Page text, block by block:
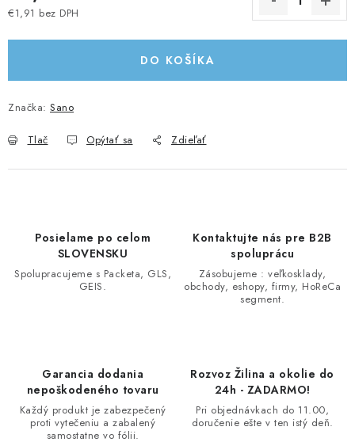
€1,91 bez DPH
DO KOŠÍKA
Značka: Sano
Tlač Opýtať sa Zdieľať
Posielame po celom
SLOVENSKU
Spolupracujeme s Packeta, GLS,
GEIS.
Kontaktujte nás pre B2B
spoluprácu
Zásobujeme : veľkosklady,
obchody, eshopy, firmy, HoReCa
segment.
Garancia dodania
nepoškodeného tovaru
Každý produkt je zabezpečený
proti vytečeniu a zabalený
samostatne vo fólii.
Rozvoz Žilina a okolie do
24h - ZADARMO!
Pri objednávkach do 11.00,
doručenie ešte v ten istý deň.